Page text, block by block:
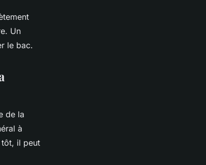
Un
le bac.
de la
à
tôt, il peut